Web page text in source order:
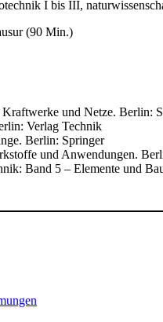
I bis III,
(90 Min.)
und Netze. Berlin:
Verlag Technik
Berlin: Springer
und Anwendungen.
Band 5 – Elemente und